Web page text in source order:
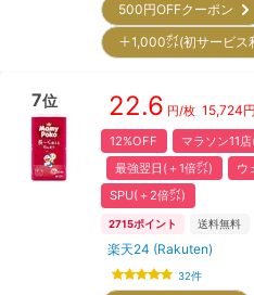
500円OFFクーポン
＋1,000㌽(初サービ
7位 22.6 円/枚 15,724円
12%OFF マラソン11
最強翌日(＋1倍㌽)
ウ
SPU(＋2倍㌽)
2715ポイント 送料無料
楽天24 (Rakuten)
32件